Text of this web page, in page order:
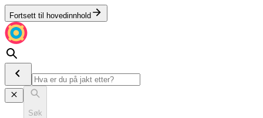
Fortsett til hovedinnhold
Søk